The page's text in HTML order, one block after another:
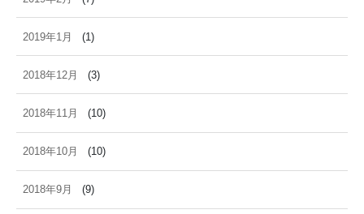
2019年1月 (1)
2018年12月 (3)
2018年11月 (10)
2018年10月 (10)
2018年9月 (9)